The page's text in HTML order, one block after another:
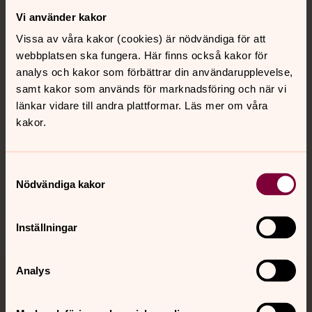
Vi använder kakor
Vissa av våra kakor (cookies) är nödvändiga för att
webbplatsen ska fungera. Här finns också kakor för
analys och kakor som förbättrar din användarupplevelse,
samt kakor som används för marknadsföring och när vi
länkar vidare till andra plattformar. Läs mer om våra
kakor.
Nödvändiga kakor
Inställningar
Analys
Kontakt
Kalender
Hitta snabbt
Sociala kanaler